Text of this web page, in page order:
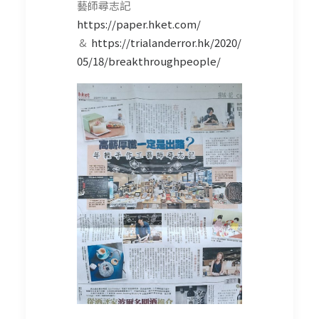
藝師尋志記
https://paper.hket.com/
& https://trialanderror.hk/2020/
05/18/breakthroughpeople/